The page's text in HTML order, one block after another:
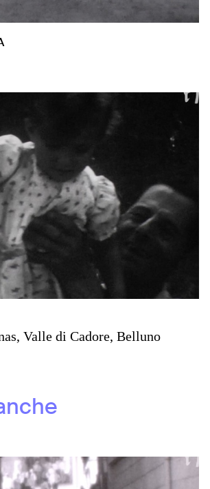
Valle di Cadore, Belluno